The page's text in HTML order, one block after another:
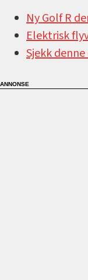
Ny Golf R
Elektrisk
Sjekk